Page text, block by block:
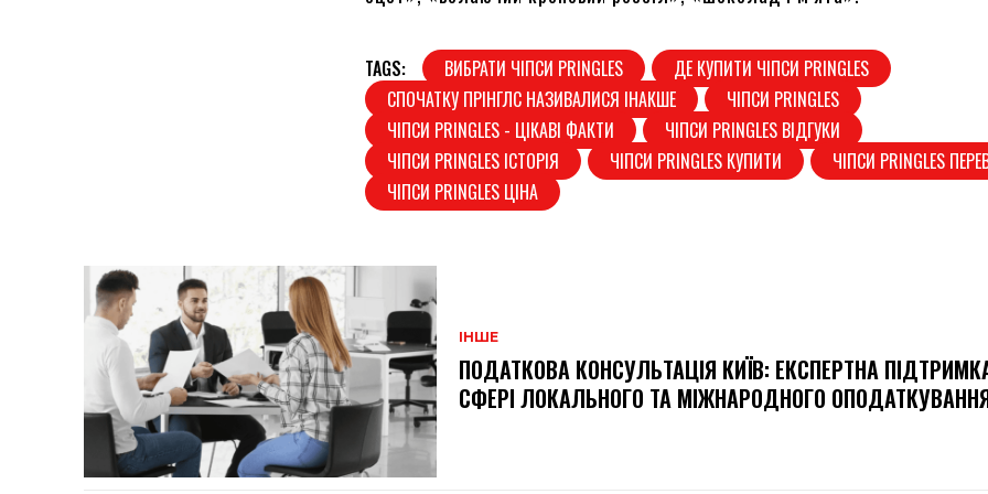
TAGS: ВИБРАТИ ЧІПСИ PRINGLES
ДЕ КУПИТИ ЧІПСИ PRINGLES
СПОЧАТКУ ПРІНГЛС НАЗИВАЛИСЯ ІНАКШЕ
ЧІПСИ PRINGLES
ЧІПСИ PRINGLES - ЦІКАВІ ФАКТИ
ЧІПСИ PRINGLES ВІДГУКИ
ЧІПСИ PRINGLES ІСТОРІЯ
ЧІПСИ PRINGLES КУПИТИ
ЧІПСИ PRINGLES
ЧІПСИ PRINGLES ЦІНА
ІНШЕ
ПОДАТКОВА КОНСУЛЬТАЦІЯ КИЇВ: ЕКСПЕРТНА
СФЕРІ ЛОКАЛЬНОГО ТА МІЖНАРОДНОГО